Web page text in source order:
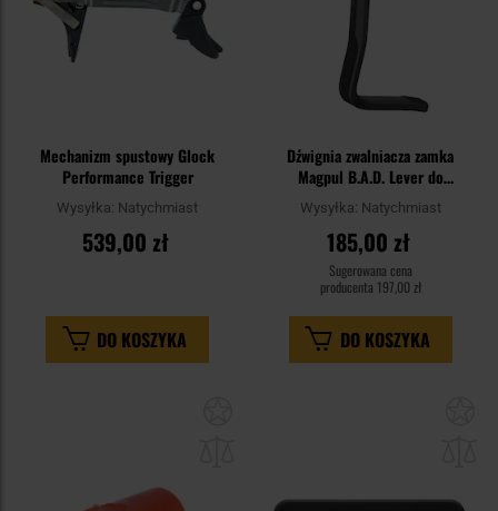
Mechanizm spustowy Glock
Performance Trigger
Wysyłka: Natychmiast
539,00 zł
DO KOSZYKA
Dźwignia zwalniacza zamka
Magpul B.A.D. Lever do
karabinków AR15/M4 - Black
Wysyłka: Natychmiast
185,00 zł
Sugerowana cena
producenta 197,00 zł
DO KOSZYKA